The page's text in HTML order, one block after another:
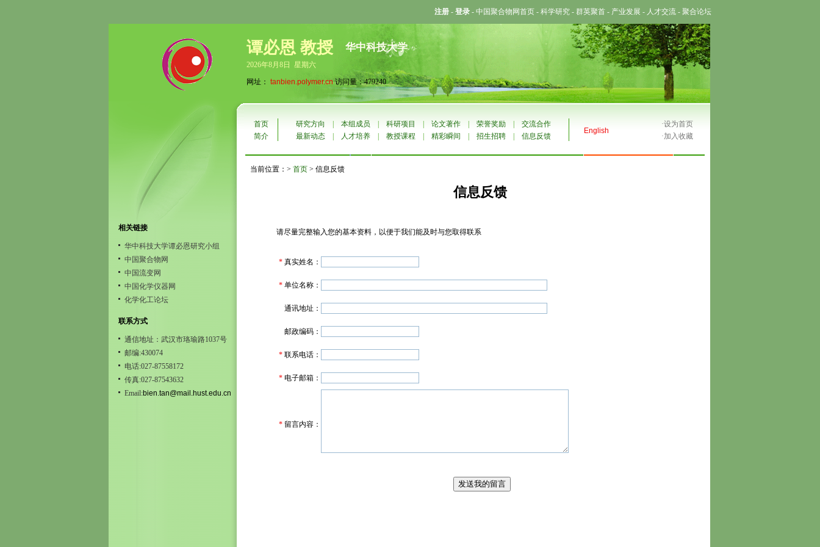
注册 - 登录 - 中国聚合物网首页 - 科学研究 - 群英聚首 - 产业发展 - 人才交流 - 聚合论坛
谭必恩 教授 华中科技大学
2026年8月8日 星期六
网址： tanbien.polymer.cn访问量：479240
相关链接
华中科技大学谭必恩研究小组
中国聚合物网
中国流变网
中国化学仪器网
化学化工论坛
联系方式
通信地址：武汉市珞瑜路1037号
邮编:430074
电话:027-87558172
传真:027-87543632
Email:bien.tan@mail.hust.edu.cn
首页 研究方向 本组成员 科研项目 论文著作 荣誉奖励 交流合作
English
·设为首页
简介
最新动态 人才培养 教授课程 精彩瞬间 招生招聘 信息反馈 ·加入收藏
当前位置：> 首页 > 信息反馈
信息反馈
请尽量完整输入您的基本资料，以便于我们能及时与您取得联系
* 真实姓名：
* 单位名称：
通讯地址：
邮政编码：
* 联系电话：
* 电子邮箱：
* 留言内容：